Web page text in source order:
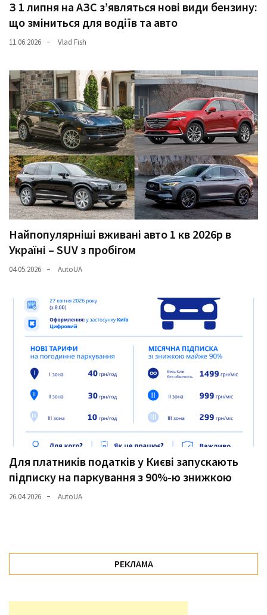
З 1 липня на АЗС з’являться нові види бензину:
що зміниться для водіїв та авто
11.06.2026 Vlad Fish
Найпопулярніші вживані авто 1 кв 2026р в
Україні – SUV з пробігом
04.05.2026 AutoUA
Для платників податків у Києві запускають
підписку на паркування з 90%-ю знижкою
26.04.2026 AutoUA
РЕКЛАМА